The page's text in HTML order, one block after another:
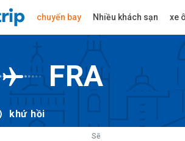
chuyến bay Nhiều khách sạn xe
FRA
khứ hồi
Sẽ